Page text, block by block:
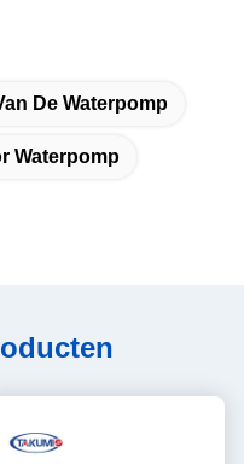
De Waterpomp
Waterpomp